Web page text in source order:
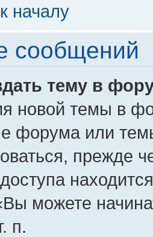
началу
сообщений
тему в
новой темы в
форума или
прежде
можете
п.